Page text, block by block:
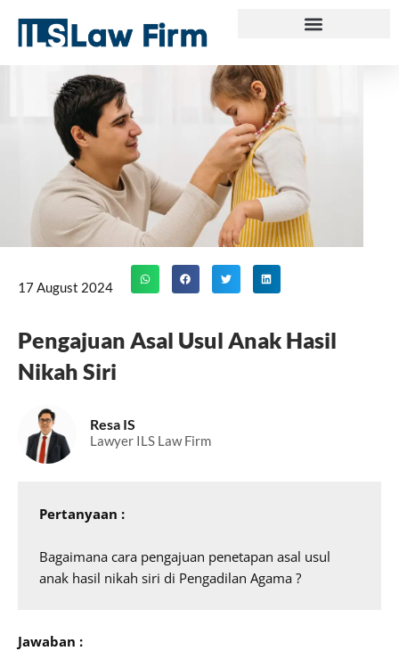
content
17 August 2024
Pengajuan Asal Usul Anak Hasil
Nikah Siri
Resa IS
Lawyer ILS Law Firm
Pertanyaan :
Bagaimana cara pengajuan penetapan asal usul
anak hasil nikah siri di Pengadilan Agama ?
Jawaban :